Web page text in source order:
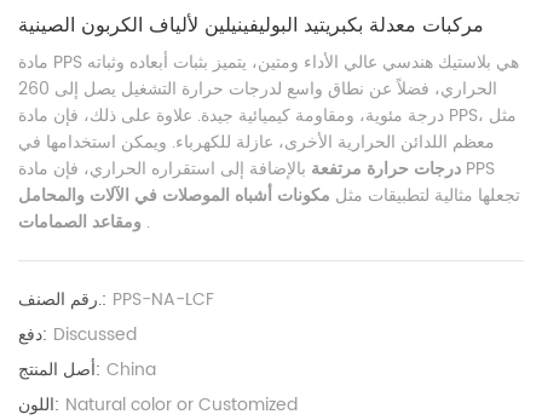
مركبات معدلة بكبريتيد البوليفينيلين لألياف الكربون الصينية
مادة PPS هي بلاستيك هندسي عالي الأداء ومتين، يتميز بثبات أبعاده وثباته
الحراري، فضلاً عن نطاق واسع لدرجات حرارة التشغيل يصل إلى 260
درجة مئوية، ومقاومة كيميائية جيدة. علاوة على ذلك، فإن مادة PPS، مثل
معظم اللدائن الحرارية الأخرى، عازلة للكهرباء. ويمكن استخدامها في
درجات حرارة مرتفعة بالإضافة إلى استقراره الحراري، فإن مادة PPS
تجعلها مثالية لتطبيقات مثل مكونات أشباه الموصلات في الآلات والمحامل
.
رقم الصنف.: PPS-NA-LCF
دفع: Discussed
أصل المنتج: China
اللون: Natural color or Customized